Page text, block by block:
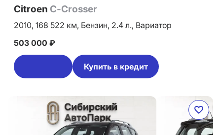
Citroen C-Crosser
2010, 168 522 км, Бензин, 2.4 л., Вариатор
503 000 ₽
Купить в кредит